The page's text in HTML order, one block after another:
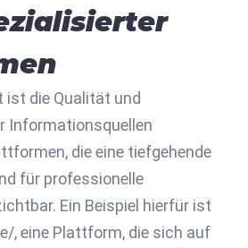
ist die Qualität und
Informationsquellen
die eine tiefgehende
für professionelle
Ein Beispiel hierfür ist
, eine Plattform, die sich auf